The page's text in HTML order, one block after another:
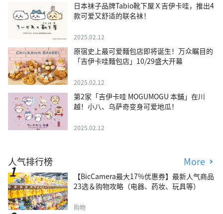
日本袜子品牌Tabio靴下屋Ｘ吉伊卡哇，推出4
款可爱又舒适的联名袜！
2025.02.12
原宿史上最可爱麵包店即将诞生！万众瞩目的
「吉伊卡哇麵包店」10/29盛大开幕
2025.02.12
第2家「吉伊卡哇 MOGUMOGU 本舖」在川
越！小八、乌萨奇变身可爱地瓜！
2025.02.12
人气排行榜 More
【BicCamera最大17%优惠券】最新人气商品
23选＆购物攻略（电器、药妆、玩具等）
购物